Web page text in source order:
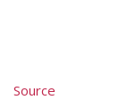
Source